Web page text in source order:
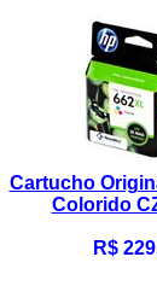
Cartucho
Colorido
R$